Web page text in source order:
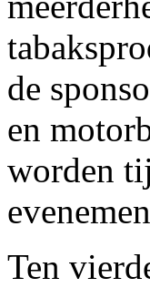
de
en
worden
Ten